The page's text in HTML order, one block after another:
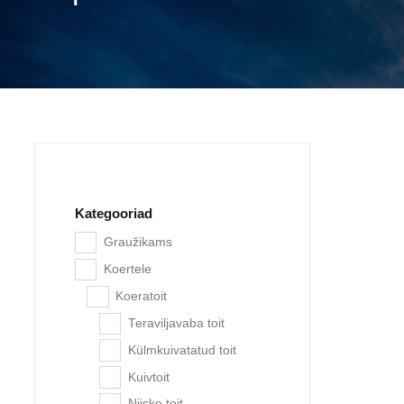
Kategooriad
Graužikams
Koertele
Koeratoit
Teraviljavaba toit
Külmkuivatatud toit
Kuivtoit